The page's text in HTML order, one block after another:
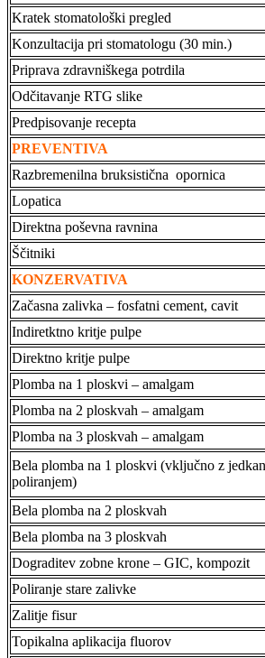
Kratek stomatološki pregled
Konzultacija pri stomatologu (30 min.)
Priprava zdravniškega potrdila
Odčitavanje RTG slike
Predpisovanje recepta
PREVENTIVA
Razbremenilna bruksistična opornica
Lopatica
Direktna poševna ravnina
Ščitniki
KONZERVATIVA
Začasna zalivka – fosfatni cement, cavit
Indiretktno kritje pulpe
Direktno kritje pulpe
Plomba na 1 ploskvi – amalgam
Plomba na 2 ploskvah – amalgam
Plomba na 3 ploskvah – amalgam
Bela plomba na 1 ploskvi (vključno z
poliranjem)
Bela plomba na 2 ploskvah
Bela plomba na 3 ploskvah
Dograditev zobne krone – GIC, kompozit
Poliranje stare zalivke
Zalitje fisur
Topikalna aplikacija fluorov